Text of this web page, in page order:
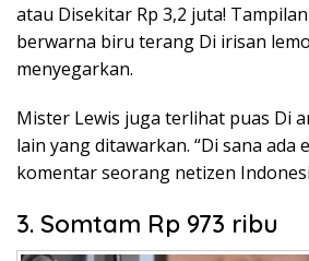
atau Disekitar Rp 3,2 juta!
berwarna biru terang Di irisan
menyegarkan.
Mister Lewis juga terlihat puas Di
lain yang ditawarkan. “Di sana ada
komentar seorang netizen
3. Somtam Rp 973 ribu